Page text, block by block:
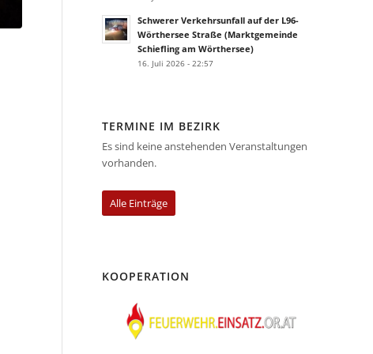
Schwerer Verkehrsunfall auf der L96-
Wörthersee Straße (Marktgemeinde
Schiefling am Wörthersee)
16. Juli 2026 - 22:57
TERMINE IM BEZIRK
Es sind keine anstehenden Veranstaltungen
vorhanden.
Alle Einträge
KOOPERATION